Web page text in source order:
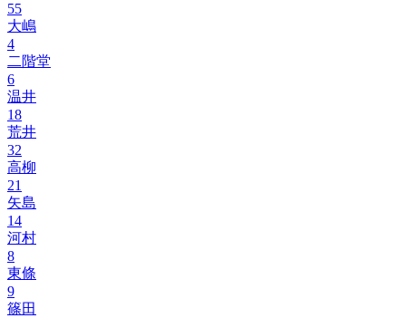
55
大嶋
4
二階堂
6
温井
18
荒井
32
高柳
21
矢島
14
河村
8
東條
9
篠田